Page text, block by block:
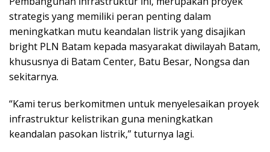
strategis yang memiliki peran penting dalam
meningkatkan mutu keandalan listrik yang disajikan
bright PLN Batam kepada masyarakat diwilayah Batam,
khususnya di Batam Center, Batu Besar, Nongsa dan
sekitarnya.
“Kami terus berkomitmen untuk menyelesaikan proyek
infrastruktur kelistrikan guna meningkatkan
keandalan pasokan listrik,” tuturnya lagi.